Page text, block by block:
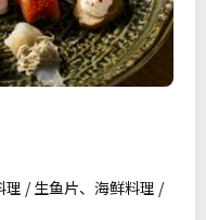
理 / 生鱼片、海鲜料理 /